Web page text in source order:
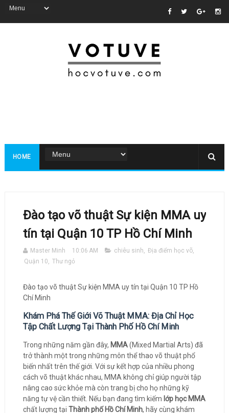
HOME
Đào tạo võ thuật Sự kiện MMA uy
tín tại Quận 10 TP Hồ Chí Minh
Master Minh 10:06 AM chiêu sinh, Địa điểm học võ,
Quận 10, Thư ngỏ
Đào tạo võ thuật Sự kiện MMA uy tín tại Quận 10 TP Hồ
Chí Minh
Khám Phá Thế Giới Võ Thuật MMA: Địa Chỉ Học
Tập Chất Lượng Tại Thành Phố Hồ Chí Minh
Trong những năm gần đây, MMA(Mixed Martial Arts) đã
trở thành một trong những môn thể thao võ thuật phổ
biến nhất trên thế giới. Với sự kết hợp của nhiều phong
cách võ thuật khác nhau, MMA không chỉ giúp người tập
nâng cao sức khỏe mà còn trang bị cho họ những kỹ
năng tự vệ cần thiết. Nếu bạn đang tìm kiếm lớp học MMA
chất lượng tại Thành phố Hồ Chí Minh, hãy cùng khám